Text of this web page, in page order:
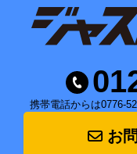
携帯電話からは0776-
お